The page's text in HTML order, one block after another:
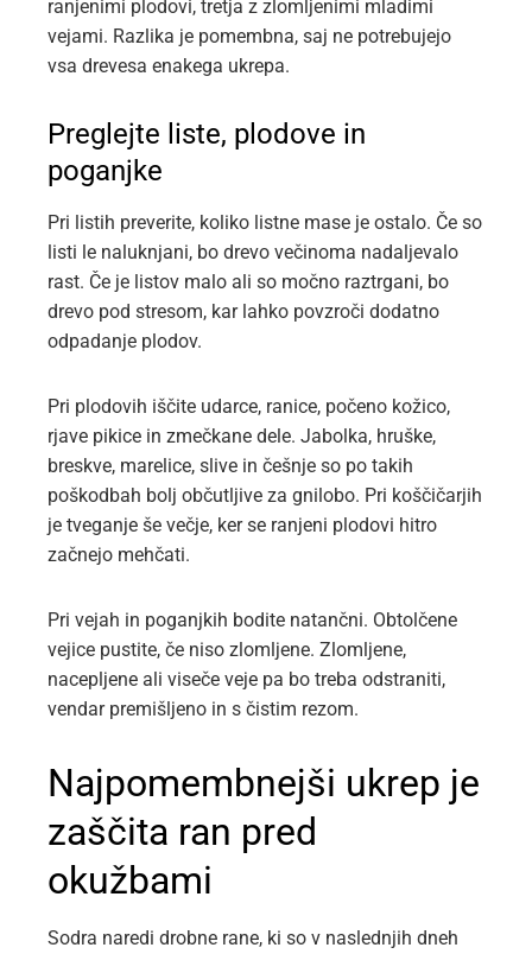
ranjenimi plodovi, tretja z zlomljenimi mladimi
vejami. Razlika je pomembna, saj ne potrebujejo
vsa drevesa enakega ukrepa.
Preglejte liste, plodove in
poganjke
Pri listih preverite, koliko listne mase je ostalo. Če so
listi le naluknjani, bo drevo večinoma nadaljevalo
rast. Če je listov malo ali so močno raztrgani, bo
drevo pod stresom, kar lahko povzroči dodatno
odpadanje plodov.
Pri plodovih iščite udarce, ranice, počeno kožico,
rjave pikice in zmečkane dele. Jabolka, hruške,
breskve, marelice, slive in češnje so po takih
poškodbah bolj občutljive za gnilobo. Pri koščičarjih
je tveganje še večje, ker se ranjeni plodovi hitro
začnejo mehčati.
Pri vejah in poganjkih bodite natančni. Obtolčene
vejice pustite, če niso zlomljene. Zlomljene,
nacepljene ali viseče veje pa bo treba odstraniti,
vendar premišljeno in s čistim rezom.
Najpomembnejši ukrep je
zaščita ran pred
okužbami
Sodra naredi drobne rane, ki so v naslednjih dneh